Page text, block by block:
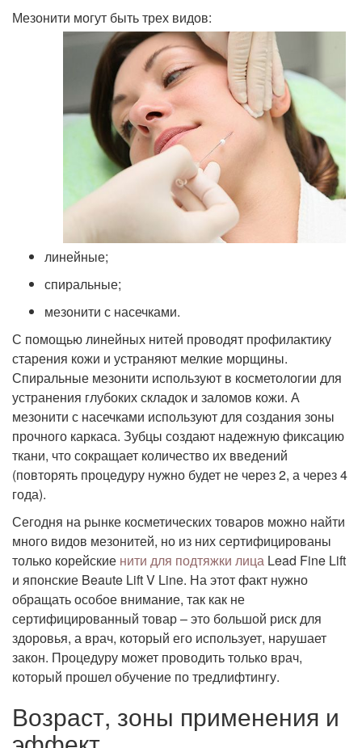
Мезонити могут быть трех видов:
линейные;
спиральные;
мезонити с насечками.
С помощью линейных нитей проводят профилактику
старения кожи и устраняют мелкие морщины.
Спиральные мезонити используют в косметологии для
устранения глубоких складок и заломов кожи. А
мезонити с насечками используют для создания зоны
прочного каркаса. Зубцы создают надежную фиксацию
ткани, что сокращает количество их введений
(повторять процедуру нужно будет не через 2, а через 4
года).
Сегодня на рынке косметических товаров можно найти
много видов мезонитей, но из них сертифицированы
только корейские нити для подтяжки лица Lead Fine Lift
и японские Beaute Lift V Line. На этот факт нужно
обращать особое внимание, так как не
сертифицированный товар – это большой риск для
здоровья, а врач, который его использует, нарушает
закон. Процедуру может проводить только врач,
который прошел обучение по тредлифтингу.
Возраст, зоны применения и